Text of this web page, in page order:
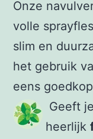
Onze
volle
slim en
het gebruik
eens
Geeft
heerlijk